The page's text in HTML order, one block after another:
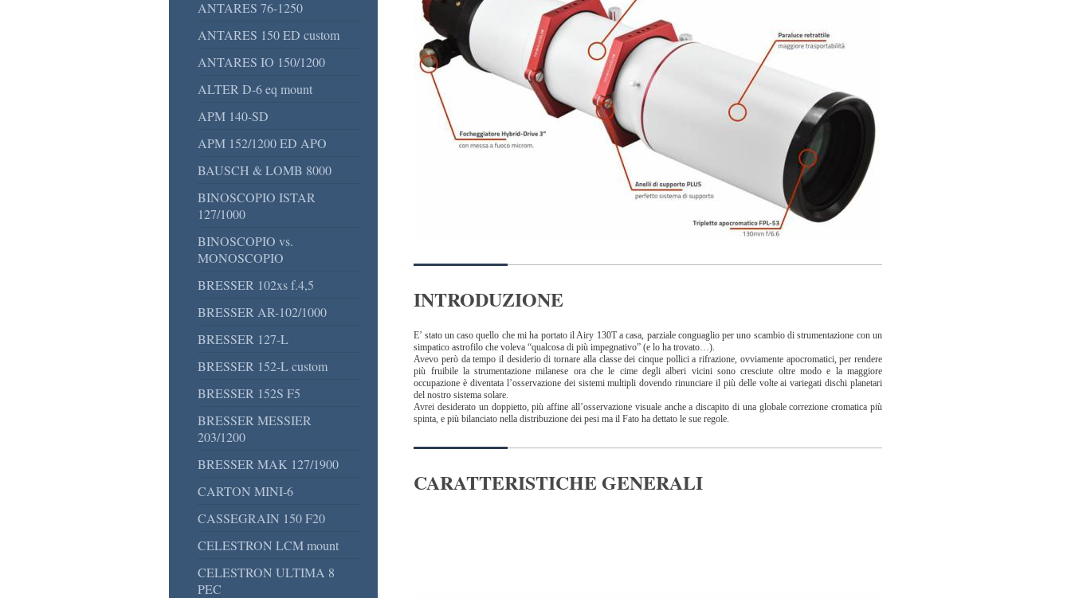
INTRODUZIONE
E’ stato un caso quello che mi ha portato il Airy 130T a casa, parziale conguaglio per uno scambio di strumentazione con un
simpatico astrofilo che voleva “qualcosa di più impegnativo” (e lo ha trovato…).
Avevo però da tempo il desiderio di tornare alla classe dei cinque pollici a rifrazione, ovviamente apocromatici, per rendere
più fruibile la strumentazione milanese ora che le cime degli alberi vicini sono cresciute oltre modo e la maggiore
occupazione è diventata l’osservazione dei sistemi multipli dovendo rinunciare il più delle volte ai variegati dischi planetari
del nostro sistema solare.
Avrei desiderato un doppietto, più affine all’osservazione visuale anche a discapito di una globale correzione cromatica più
spinta, e più bilanciato nella distribuzione dei pesi ma il Fato ha dettato le sue regole.
CARATTERISTICHE GENERALI
ANTARES 76-1250
ANTARES 150 ED custom
ANTARES IO 150/1200
ALTER D-6 eq mount
APM 140-SD
APM 152/1200 ED APO
BAUSCH & LOMB 8000
BINOSCOPIO ISTAR
127/1000
BINOSCOPIO vs.
MONOSCOPIO
BRESSER 102xs f.4,5
BRESSER AR-102/1000
BRESSER 127-L
BRESSER 152-L custom
BRESSER 152S F5
BRESSER MESSIER
203/1200
BRESSER MAK 127/1900
CARTON MINI-6
CASSEGRAIN 150 F20
CELESTRON LCM mount
CELESTRON ULTIMA 8
PEC